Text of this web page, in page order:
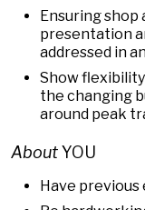
Ensuring shop
presentation
addressed in
Show
the changing
around peak
AboutYOU
Have